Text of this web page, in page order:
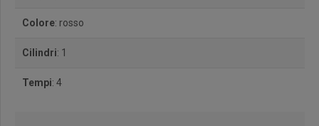
Colore: rosso
Cilindri: 1
Tempi: 4